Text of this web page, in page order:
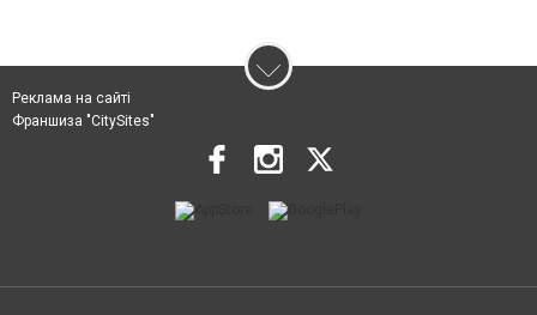
Реклама на сайті
Франшиза "CitySites"